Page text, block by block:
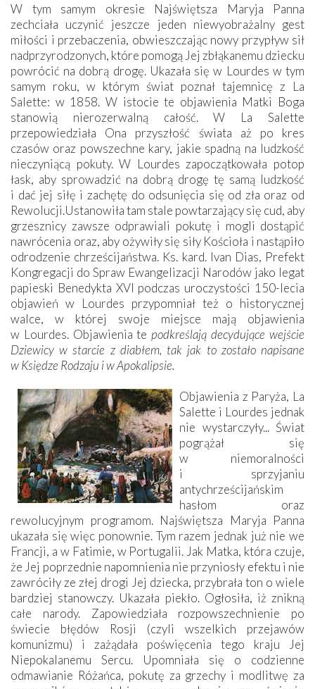
W tym samym okresie Najświętsza Maryja Panna
zechciała uczynić jeszcze jeden niewyobrażalny gest
miłości i przebaczenia, obwieszczając nowy przypływ sił
nadprzyrodzonych, które pomogą Jej zbłąkanemu dziecku
powrócić na dobrą drogę. Ukazała się w Lourdes w tym
samym roku, w którym świat poznał tajemnicę z La
Salette: w 1858. W istocie te objawienia Matki Boga
stanowią nierozerwalną całość. W La Salette
przepowiedziała Ona przyszłość świata aż po kres
czasów oraz powszechne kary, jakie spadną na ludzkość
nieczyniącą pokuty. W Lourdes zapoczątkowała potop
łask, aby sprowadzić na dobrą drogę tę samą ludzkość
i dać jej siłę i zachętę do odsunięcia się od zła oraz od
Rewolucji.Ustanowiła tam stale powtarzający się cud, aby
grzesznicy zawsze odprawiali pokutę i mogli dostąpić
nawrócenia oraz, aby ożywiły się siły Kościoła i nastąpiło
odrodzenie chrześcijaństwa. Ks. kard. Ivan Dias, Prefekt
Kongregacji do Spraw Ewangelizacji Narodów jako legat
papieski Benedykta XVI podczas uroczystości 150-lecia
objawień w Lourdes przypomniał też o historycznej
walce, w której swoje miejsce mają objawienia
w Lourdes. Objawienia te podkreślają decydujące wejście
Dziewicy w starcie z diabłem, tak jak to zostało napisane
w Księdze Rodzaju i w Apokalipsie.
Objawienia z Paryża, La
Salette i Lourdes jednak
nie wystarczyły... Świat
pogrążał się
w niemoralności
i sprzyjaniu
antychrześcijańskim
hasłom oraz
rewolucyjnym programom. Najświętsza Maryja Panna
ukazała się więc ponownie. Tym razem jednak już nie we
Francji, a w Fatimie, w Portugalii. Jak Matka, która czuje,
że Jej poprzednie napomnienia nie przyniosły efektu i nie
zawróciły ze złej drogi Jej dziecka, przybrała ton o wiele
bardziej stanowczy. Ukazała piekło. Ogłosiła, iż znikną
całe narody. Zapowiedziała rozpowszechnienie po
świecie błędów Rosji (czyli wszelkich przejawów
komunizmu) i zażądała poświęcenia tego kraju Jej
Niepokalanemu Sercu. Upomniała się o codzienne
odmawianie Różańca, pokutę za grzechy i modlitwę za